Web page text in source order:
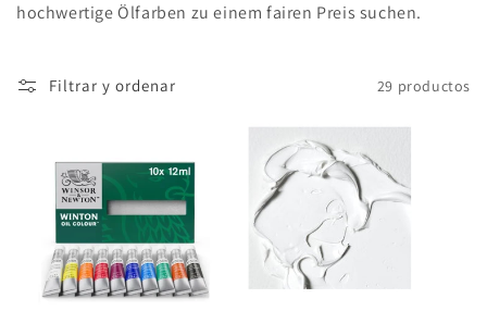
hochwertige Ölfarben zu einem fairen Preis suchen.
Filtrar y ordenar 29 productos